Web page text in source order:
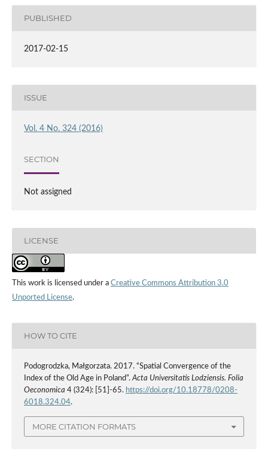
PUBLISHED
2017-02-15
ISSUE
Vol. 4 No. 324 (2016)
SECTION
Not assigned
LICENSE
This work is licensed under a Creative Commons Attribution 3.0
Unported License.
HOW TO CITE
Podogrodzka, Małgorzata. 2017. “Spatial Convergence of the
Index of the Old Age in Poland”.Acta Universitatis Lodziensis. Folia
Oeconomica 4 (324): [51]-65. https://doi.org/10.18778/0208-
6018.324.04.
MORE CITATION FORMATS